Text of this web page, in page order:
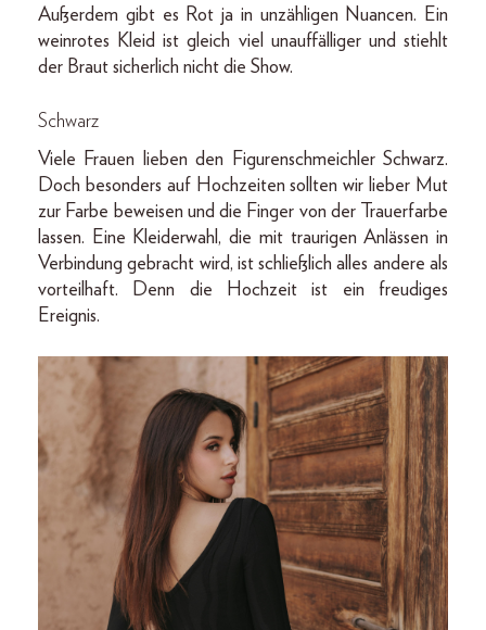
Außerdem gibt es Rot ja in unzähligen Nuancen. Ein
weinrotes Kleid ist gleich viel unauffälliger und stiehlt
der Braut sicherlich nicht die Show.
Schwarz
Viele Frauen lieben den Figurenschmeichler Schwarz.
Doch besonders auf Hochzeiten sollten wir lieber Mut
zur Farbe beweisen und die Finger von der Trauerfarbe
lassen. Eine Kleiderwahl, die mit traurigen Anlässen in
Verbindung gebracht wird, ist schließlich alles andere als
vorteilhaft. Denn die Hochzeit ist ein freudiges
Ereignis.